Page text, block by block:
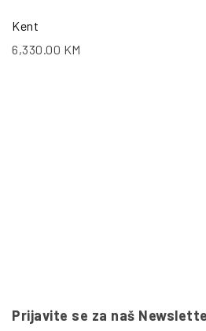
Kent
6,330.00 KM
Prijavite se za naš